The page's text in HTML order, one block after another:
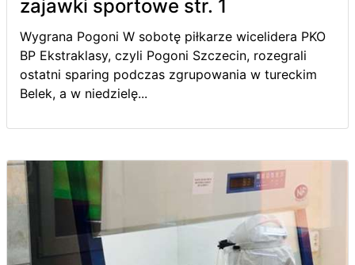
zajawki sportowe str. 1
Wygrana Pogoni W sobotę piłkarze wicelidera PKO
BP Ekstraklasy, czyli Pogoni Szczecin, rozegrali
ostatni sparing podczas zgrupowania w tureckim
Belek, a w niedzielę...